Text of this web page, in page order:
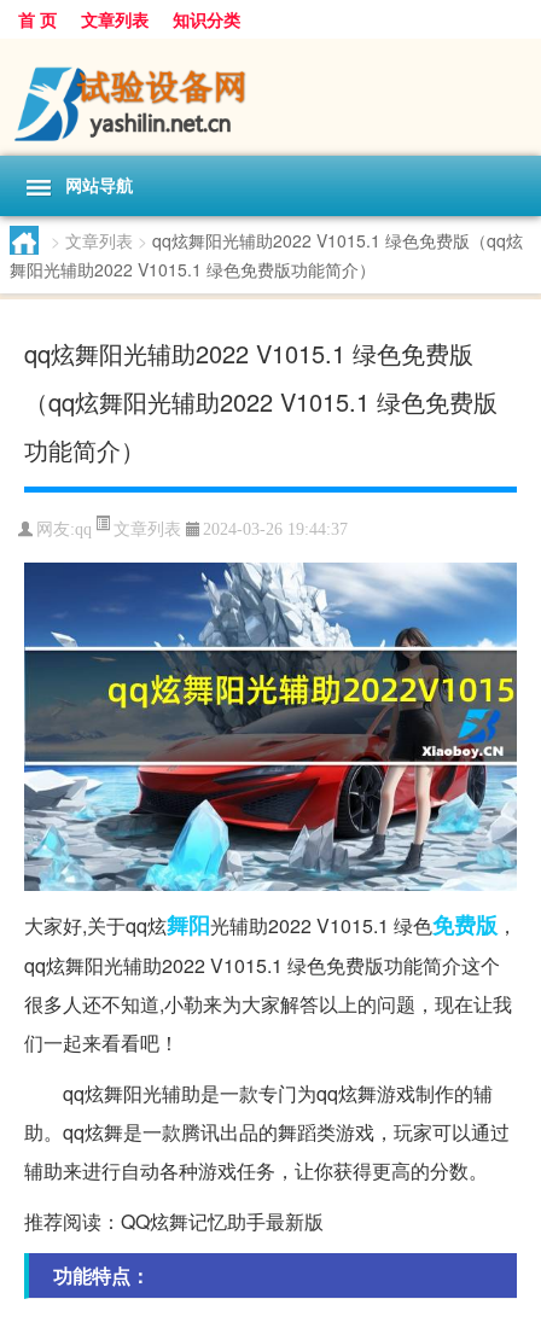
首 页 文章列表 知识分类
网站导航
> 文章列表 > qq炫舞阳光辅助2022 V1015.1 绿色免费版（qq炫
舞阳光辅助2022 V1015.1 绿色免费版功能简介）
qq炫舞阳光辅助2022 V1015.1 绿色免费版
（qq炫舞阳光辅助2022 V1015.1 绿色免费版
功能简介）
网友:qq 文章列表 2024-03-26 19:44:37
大家好,关于qq炫舞阳光辅助2022 V1015.1 绿色免费版 ，
qq炫舞阳光辅助2022 V1015.1 绿色免费版功能简介这个
很多人还不知道,小勒来为大家解答以上的问题，现在让我
们一起来看看吧！
qq炫舞阳光辅助是一款专门为qq炫舞游戏制作的辅
助。qq炫舞是一款腾讯出品的舞蹈类游戏，玩家可以通过
辅助来进行自动各种游戏任务，让你获得更高的分数。
推荐阅读：QQ炫舞记忆助手最新版
功能特点：